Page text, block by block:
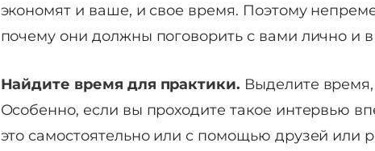
экономят и ваше, и свое время. Поэтому
почему они должны поговорить с вами лично и
Найдите время для практики. Выделите
Особенно, если вы проходите такое интервью
это самостоятельно или с помощью друзей или